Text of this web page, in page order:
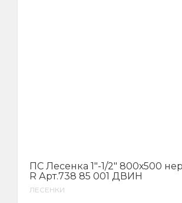
ПС Лесенка 1″-1/2″ 800х500
R Арт.738 85 001 ДВИН
ЛЕСЕНКИ